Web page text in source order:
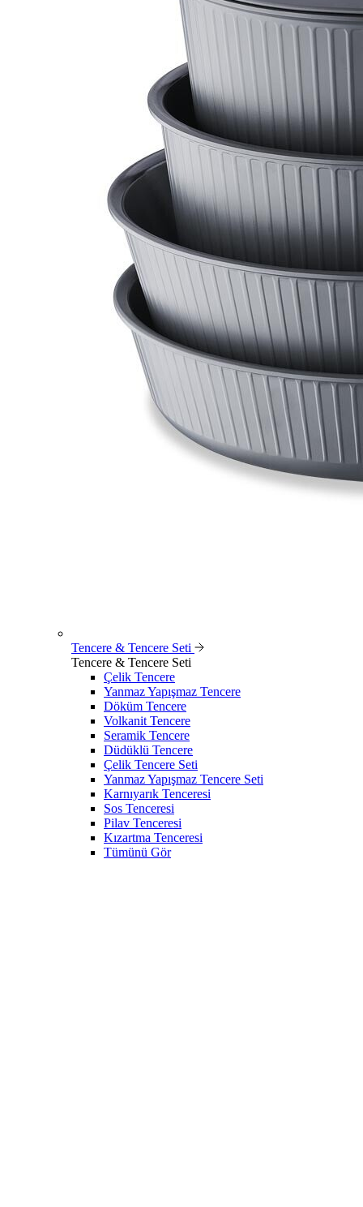
Tencere & Tencere Seti
Tencere & Tencere Seti
Çelik Tencere
Yanmaz Yapışmaz Tencere
Döküm Tencere
Volkanit Tencere
Seramik Tencere
Düdüklü Tencere
Çelik Tencere Seti
Yanmaz Yapışmaz Tencere Seti
Karnıyarık Tenceresi
Sos Tenceresi
Pilav Tenceresi
Kızartma Tenceresi
Tümünü Gör